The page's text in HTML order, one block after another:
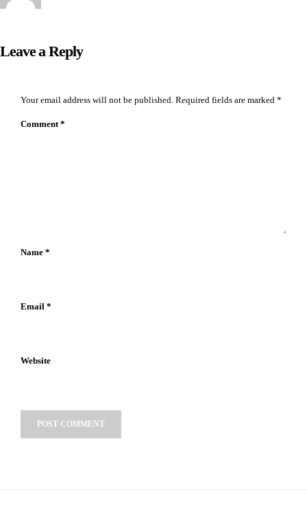
Leave a Reply
Your email address will not be published. Required fields are marked *
Comment*
Name *
Email *
Website